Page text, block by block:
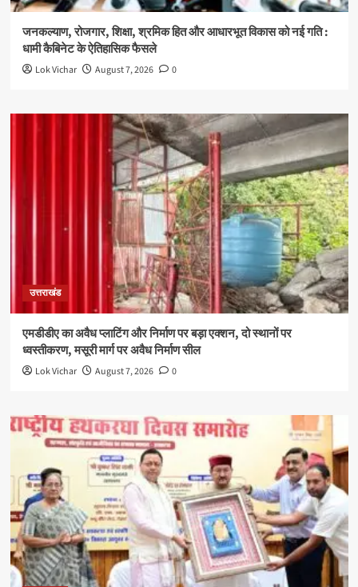
जनकल्याण, रोजगार, शिक्षा, श्रमिक हित और आधारभूत विकास को नई गति :
धामी कैबिनेट के ऐतिहासिक फैसले
Lok Vichar August 7, 2026 0
उत्तराखंड
एमडीडीए का अवैध प्लाटिंग और निर्माण पर बड़ा एक्शन, दो स्थानों पर
ध्वस्तीकरण, मसूरी मार्ग पर अवैध निर्माण सील
Lok Vichar August 7, 2026 0